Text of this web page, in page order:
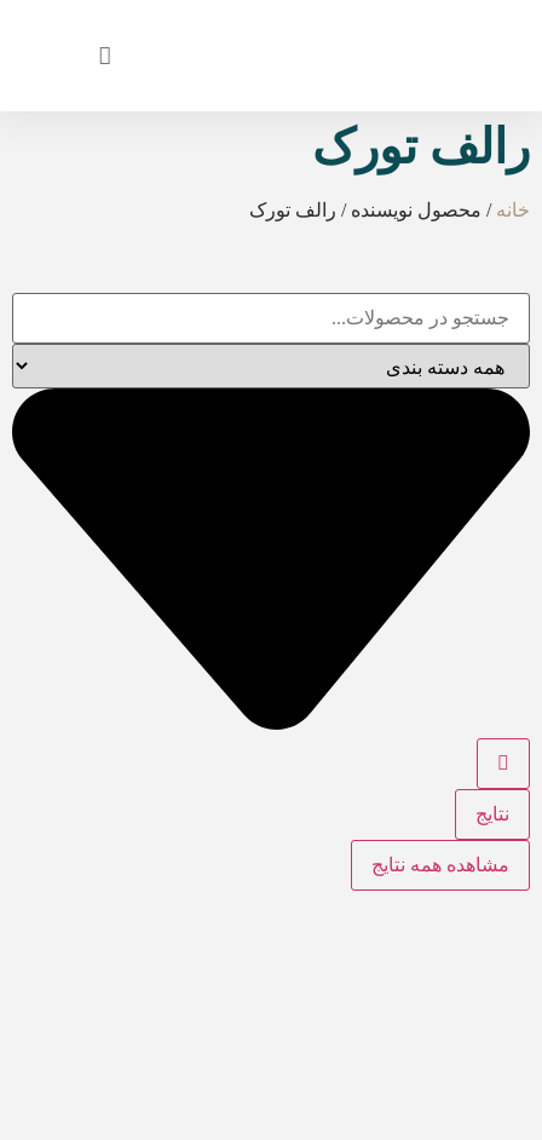
رالف تورک
خانه / محصول نویسنده / رالف تورک
نتایج
مشاهده همه نتایج